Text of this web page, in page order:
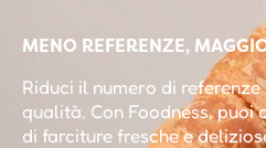
MENO REFERENZE,
Riduci il numero di
qualità. Con Foodness, puoi
di farciture fresche e